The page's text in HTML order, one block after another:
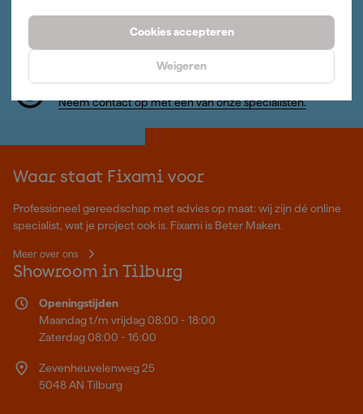
Cookies accepteren
Weigeren
Jouw account
Log-in en beheer je bestellingen en gegevens
Nieuwsbrief
Inschrijven wekelijkse nieuwsbrief
Wij helpen je graag
Neem contact op met één van onze specialisten.
Waar staat Fixami voor
Professioneel gereedschap met advies op maat: wij zijn dé online
specialist, wat je project ook is. Fixami is Beter Maken.
Meer over ons
Showroom in Tilburg
Openingstijden
Maandag t/m vrijdag 08:00 - 18:00
Zaterdag 08:00 - 16:00
Zevenheuvelenweg 25
5048 AN Tilburg